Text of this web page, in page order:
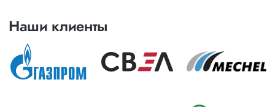
Наши клиенты